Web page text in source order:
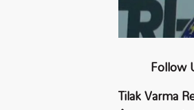
Follow
Tilak Varma